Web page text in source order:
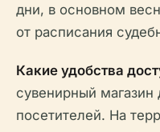
дни, в основном
от расписания
Какие удобства
сувенирный
посетителей. На